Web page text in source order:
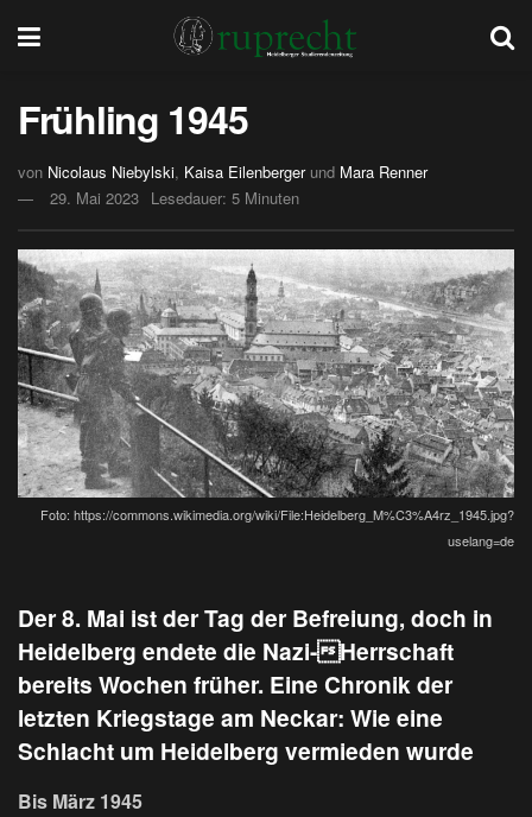
Frühling 1945
von Nicolaus Niebylski, Kaisa Eilenbergerund Mara Renner
29. Mai 2023 Lesedauer: 5 Minuten
Foto: https://commons.wikimedia.org/wiki/File:Heidelberg_M%C3%A4rz_1945.jpg?
uselang=de
Der 8. Mai ist der Tag der Befreiung, doch in
Heidelberg endete die Nazi-Herrschaft
bereits Wochen früher. Eine Chronik der
letzten Kriegstage am Neckar: Wie eine
Schlacht um Heidelberg vermieden wurde
Bis März 1945